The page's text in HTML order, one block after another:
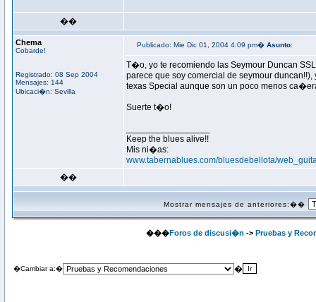
��
Chema
Cobarde!
Registrado: 08 Sep 2004
Mensajes: 144
Ubicaci�n: Sevilla
Publicado: Mie Dic 01, 2004 4:09 pm� Asunto:
T�o, yo te recomiendo las Seymour Duncan
parece que soy comercial de seymour
texas Special aunque son un poco menos
Suerte t�o!
Keep the blues alive!!
Mis ni�as:
www.tabernablues.com/bluesdebellota/
��
Mostrar mensajes de anteriores:��
���Foros de discusi�n -> Pruebas y
�Cambiar a:� �